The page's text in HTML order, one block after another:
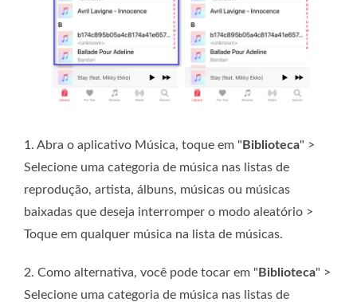
1. Abra o aplicativo Música, toque em " Biblioteca" >
Selecione uma categoria de música nas listas de
reprodução, artista, álbuns, músicas ou músicas
baixadas que deseja interromper o modo aleatório >
Toque em qualquer música na lista de músicas.
2. Como alternativa, você pode tocar em " Biblioteca" >
Selecione uma categoria de música nas listas de